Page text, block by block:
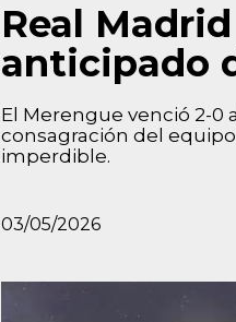
Real
anticipado
El Merengue venció 2-0
consagración del
imperdible.
03/05/2026